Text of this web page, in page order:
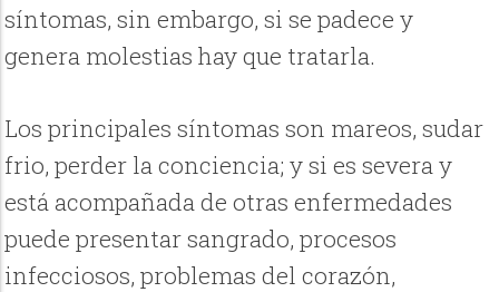
síntomas, sin embargo, si se padece y
genera molestias hay que tratarla.
Los principales síntomas son mareos, sudar
frio, perder la conciencia; y si es severa y
está acompañada de otras enfermedades
puede presentar sangrado, procesos
infecciosos, problemas del corazón,